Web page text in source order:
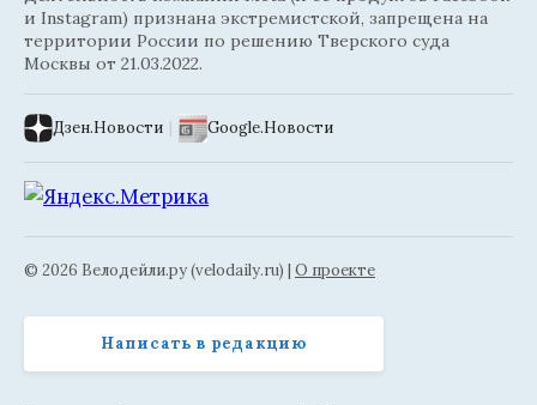
и Instagram) признана экстремистской, запрещена на
территории России по решению Тверского суда
Москвы от 21.03.2022.
Дзен.Новости | Google.Новости
© 2026 Велодейли.ру (velodaily.ru) | О проекте
Написать в редакцию